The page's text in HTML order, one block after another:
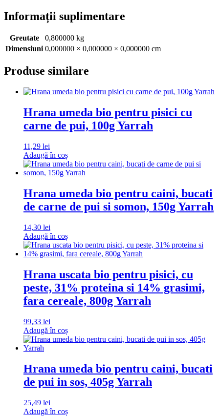
Informații suplimentare
Greutate
0,800000 kg
Dimensiuni 0,000000 × 0,000000 × 0,000000 cm
Produse similare
Hrana umeda bio pentru pisici cu
carne de pui, 100g Yarrah
11,29 lei
Adaugă în coș
Hrana umeda bio pentru caini, bucati
de carne de pui si somon, 150g Yarrah
14,30 lei
Adaugă în coș
Hrana uscata bio pentru pisici, cu
peste, 31% proteina si 14% grasimi,
fara cereale, 800g Yarrah
99,33 lei
Adaugă în coș
Hrana umeda bio pentru caini, bucati
de pui in sos, 405g Yarrah
25,49 lei
Adaugă în coș